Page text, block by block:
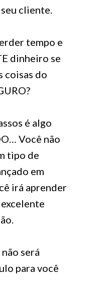
cliente.
tempo e
dinheiro se
coisas do
é algo
Você não
tipo de
em
irá aprender
será
para você